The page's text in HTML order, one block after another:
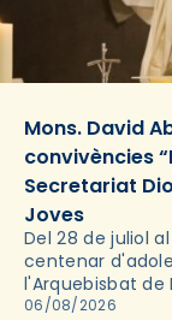
Mons. David
convivències
Secretariat
Joves
Del 28 de juliol
centenar
l'Arquebisbat
les convivències
06/08/2026